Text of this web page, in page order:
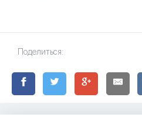
Поделиться: